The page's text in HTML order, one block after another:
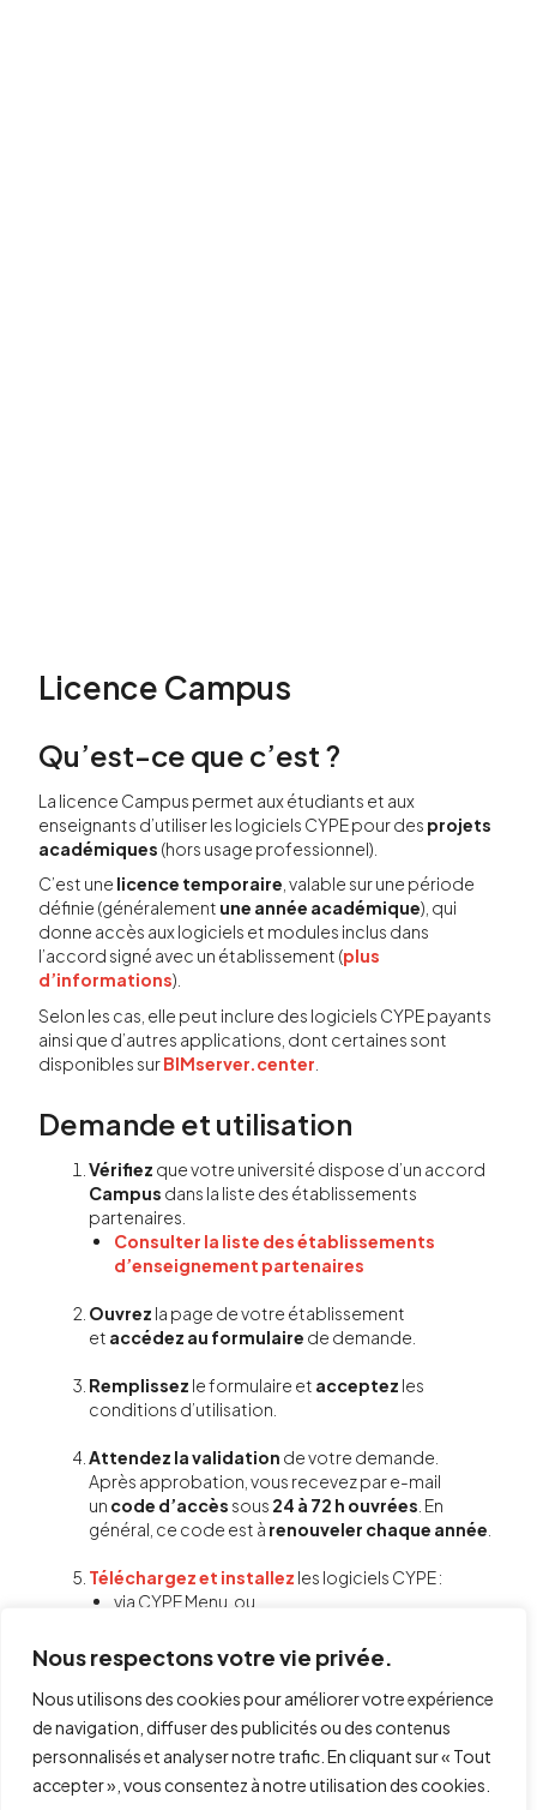
Nous respectons votre vie privée.
Nous utilisons des cookies pour améliorer votre expérience
de navigation, diffuser des publicités ou des contenus
personnalisés et analyser notre trafic. En cliquant sur « Tout
accepter », vous consentez à notre utilisation des cookies.
Licence Campus
Qu’est-ce que c’est ?
La licence Campus permet aux étudiants et aux
enseignants d’utiliser les logiciels CYPE pour des projets
académiques (hors usage professionnel).
C’est une licence temporaire , valable sur une période
définie (généralement une année académique), qui
donne accès aux logiciels et modules inclus dans
l’accord signé avec un établissement (plus
d’informations).
Selon les cas, elle peut inclure des logiciels CYPE payants
ainsi que d’autres applications, dont certaines sont
disponibles surBIMserver.center
Demande et utilisation
Vérifiez que votre université dispose d’un accord
Campus dans la liste des établissements
partenaires.
Consulter la liste des établissements
d’enseignement partenaires
Ouvrez la page de votre établissement
et accédez au formulaire de demande.
Remplissez le formulaire et acceptez les
conditions d’utilisation.
Attendez la validation de votre demande.
Après approbation, vous recevez par e-mail
un code d’accès sous 24 à 72 h ouvrées . En
général, ce code est à renouveler chaque année
Téléchargez et installez les logiciels CYPE :
via CYPE Menu, ou
application.
Activez la licence: une fois installé, saisissez l’e-
mail et le mot de passe fournis dans 'Gestion des
licences
(CYPE Menu) ou dans le menu 'Fichier'
logiciel autonome.